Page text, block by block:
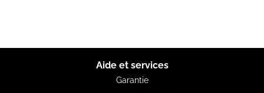
Aide et services
Garantie